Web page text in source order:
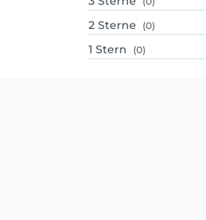
2 Sterne (0)
1 Stern (0)